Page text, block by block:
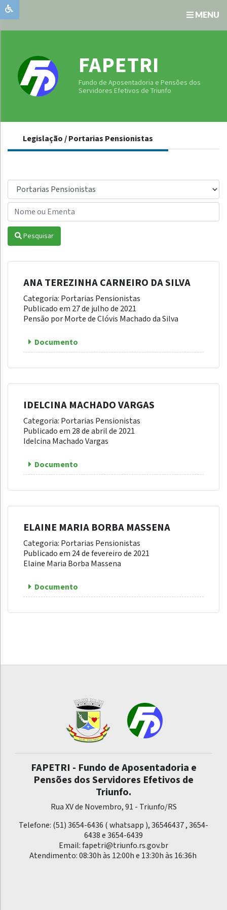
MENU
Institucional
Gestora
Publicações
Oficiais
Serviços
FAPETRI
Fundo de Aposentadoria e Pensões dos
Servidores Efetivos de Triunfo
Legislação / Portarias Pensionistas
Pesquisar
ANA TEREZINHA CARNEIRO DA SILVA
Categoria: Portarias Pensionistas
Publicado em 27 de julho de 2021
Pensão por Morte de Clóvis Machado da Silva
Documento
IDELCINA MACHADO VARGAS
Categoria: Portarias Pensionistas
Publicado em 28 de abril de 2021
Idelcina Machado Vargas
Documento
ELAINE MARIA BORBA MASSENA
Categoria: Portarias Pensionistas
Publicado em 24 de fevereiro de 2021
Elaine Maria Borba Massena
Documento
FAPETRI - Fundo de Aposentadoria e
Pensões dos Servidores Efetivos de
Triunfo.
Rua XV de Novembro, 91 - Triunfo/RS
Telefone: (51) 3654-6436 ( whatsapp ), 36546437 , 3654-
6438 e 3654-6439
Email:fapetri@triunfo.rs.gov.br
Atendimento: 08:30h às 12:00h e 13:30h às 16:36h